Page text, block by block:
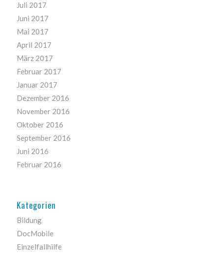
Juli 2017
Juni 2017
Mai 2017
April 2017
März 2017
Februar 2017
Januar 2017
Dezember 2016
November 2016
Oktober 2016
September 2016
Juni 2016
Februar 2016
Kategorien
Bildung
DocMobile
Einzelfallhilfe